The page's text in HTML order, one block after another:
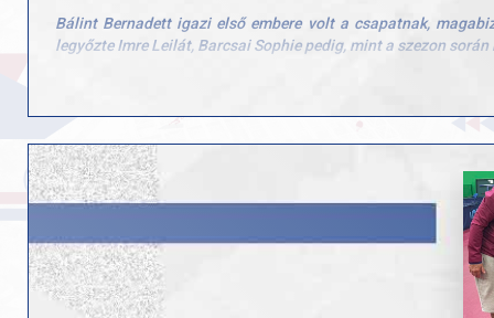
Bálint Bernadett igazi első embere volt a csapatnak,
legyőzte Imre Leilát, Barcsai Sophie pedig, mint a szezon
GRATULÁLUNK Bálint Bernadett, Szvitacs Alexa, Barcsai
Köszönjük a GYAC és a Club Aréna támogatását és reméljük
Köszönjük az edzők, segítők munkáját, közreműködését és